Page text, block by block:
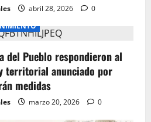
abril 28, 2026
0
del Pueblo respondieron al
territorial anunciado por
medidas
marzo 20, 2026 0